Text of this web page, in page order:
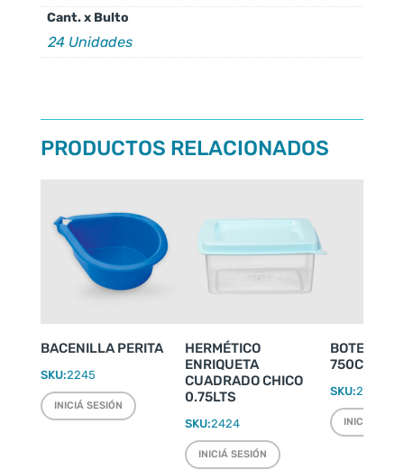
Cant. x Bulto
24 Unidades
PRODUCTOS RELACIONADOS
BACENILLA PERITA
SKU:2245
INICIÁ SESIÓN
HERMÉTICO
ENRIQUETA
CUADRADO CHICO
0.75LTS
SKU:2424
INICIÁ SESIÓN
BOTELLA
750CC
SKU:2027
INICIÁ